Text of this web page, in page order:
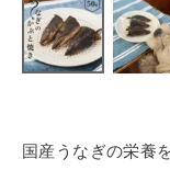
国産うなぎの栄養